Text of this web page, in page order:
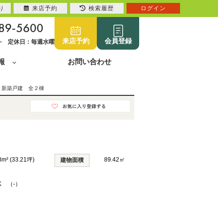
5600
定休日：毎週水曜 来店予約 会員登録
お問い合わせ
新築戸建 全２棟
(33.21坪) 建物面積 89.42㎡
（-）
来店予約 検索履歴 ログイン